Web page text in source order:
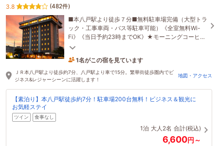
3.8
(482件)
■本八戸駅より徒歩７分■無料駐車場完備（大型トラ
ック・工事車両・バス等駐車可能）《全室無料Wi-
Fi》《当日予約23時までOK》★モーニングコーヒー
無料サービス★
1名がこの宿を見ています
7時間前に予約されました
ＪＲ本八戸駅より徒歩約7分、八戸駅より車で15分。繁華街徒歩圏内でビ
ジネス&レジャーシーンに活躍します！
地図・アクセス
【素泊り】本八戸駅徒歩約7分！駐車場200台無料！ビジネス＆観光に
お気軽ステイ
ツイン 食事なし
1泊 大人2名 合計(税込)
6,600円～